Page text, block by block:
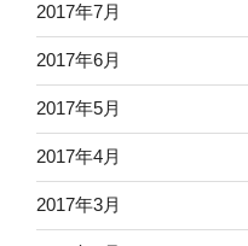
2017年7月
2017年6月
2017年5月
2017年4月
2017年3月